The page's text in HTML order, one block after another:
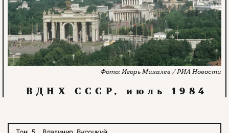
Игорь Михалев / РИА Новости
ВДНХ СССР, июль 1984